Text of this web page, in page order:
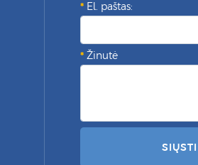
El. paštas:
Žinutė
SIŲSTI